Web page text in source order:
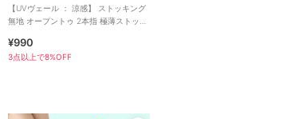
【UVヴェール ： 涼感】 ストッキング
無地 オープントゥ 2本指 極薄ストッキ
¥990
3点以上で8%OFF